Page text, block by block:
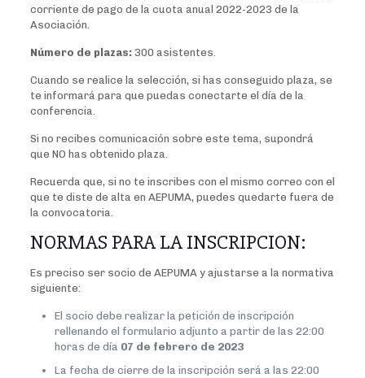
corriente de pago de la cuota anual 2022-2023 de la
Asociación.
Número de plazas:300 asistentes.
Cuando se realice la selección, si has conseguido plaza, se
te informará para que puedas conectarte el día de la
conferencia.
Si no recibes comunicación sobre este tema, supondrá
que NO has obtenido plaza.
Recuerda que, si no te inscribes con el mismo correo con el
que te diste de alta en AEPUMA, puedes quedarte fuera de
la convocatoria.
NORMAS PARA LA INSCRIPCION:
Es preciso ser socio de AEPUMA y ajustarse a la normativa
siguiente:
El socio debe realizar la petición de inscripción
rellenando el formulario adjunto a partir de las 22:00
horas de día 07 de febrero de 2023
La fecha de cierre de la inscripción será a las 22:00